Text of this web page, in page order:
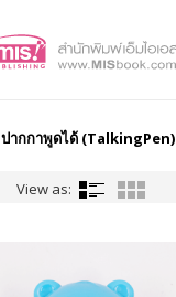
ปากกาพูดได้ (TalkingPen)
View as: